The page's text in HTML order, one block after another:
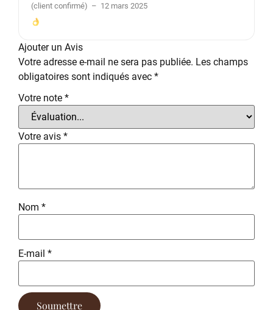
(client confirmé) – 12 mars 2025
Ajouter un Avis
Votre adresse e-mail ne sera pas publiée. Les champs
obligatoires sont indiqués avec *
Votre note *
Votre avis *
Nom *
E-mail *